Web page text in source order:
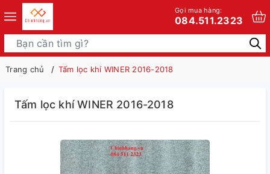
Gọi mua hàng:
084.511.2323
Trang chủ Tấm lọc khí WINER 2016-2018
Tấm lọc khí WINER 2016-2018